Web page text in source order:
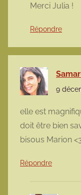
Merci Julia !
Répondre
9
elle est
doit être bien
bisous Marion
Répondre